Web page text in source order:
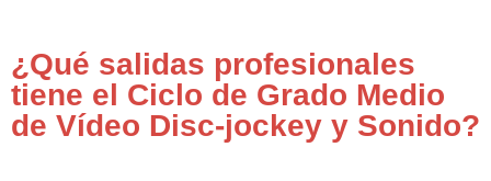
¿Qué salidas profesionales
tiene el Ciclo de Grado Medio
de Vídeo Disc-jockey y Sonido?